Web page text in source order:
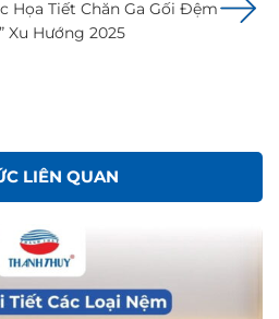
Họa Tiết Chăn Ga Gối Đệm
Xu Hướng 2025
LIÊN QUAN